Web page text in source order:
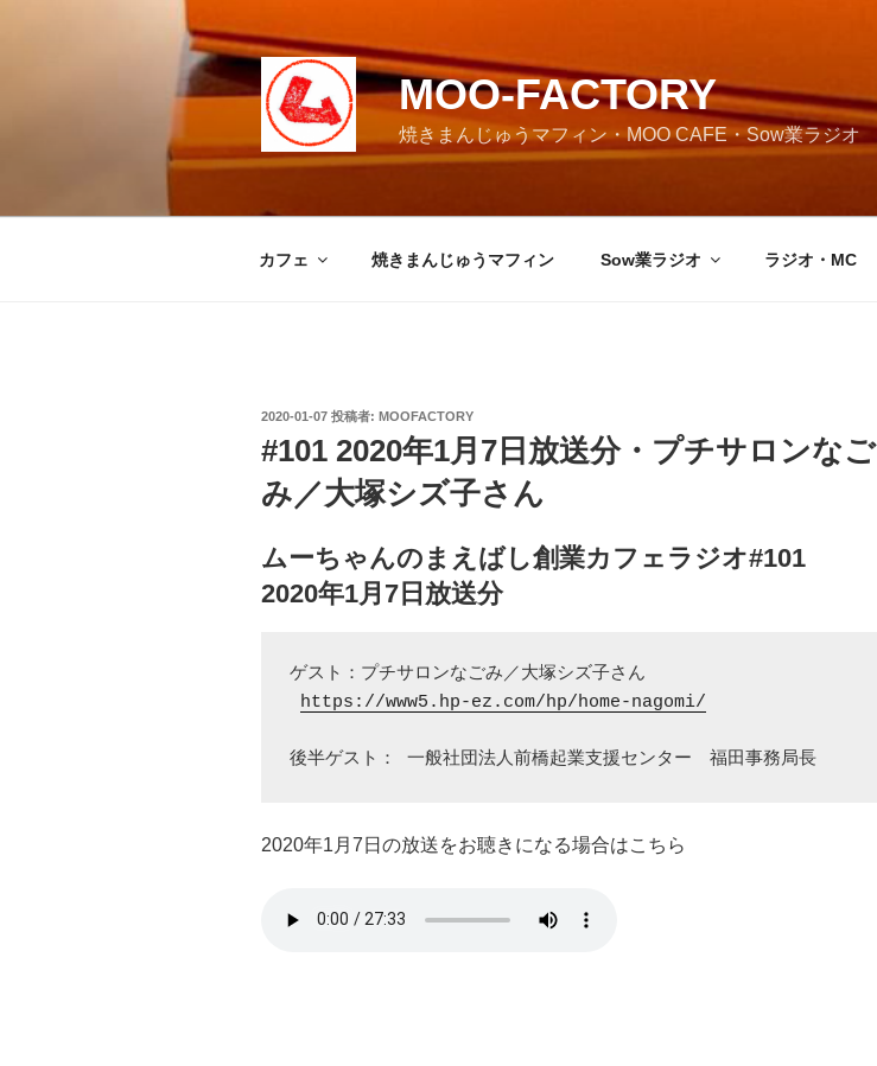
キ
MOO-FACTORY
焼きまんじゅうマフィン・MOO CAFE・Sow業ラジオ
カフェ 焼きまんじゅうマフィン Sow業ラジオ ラジオ・MC
投
日:
2020-01-07 投稿者: MOOFACTORY
#101 2020年1月7日放送分・プチサロンなご
み／大塚シズ子さん
ムーちゃんのまえばし創業カフェラジオ#101
2020年1月7日放送分
ゲスト：プチサロンなごみ／大塚シズ子さん
https://www5.hp-ez.com/hp/home-nagomi/
後半ゲスト： 一般社団法人前橋起業支援センター　福田事務局長
2020年1月7日の放送をお聴きになる場合はこちら